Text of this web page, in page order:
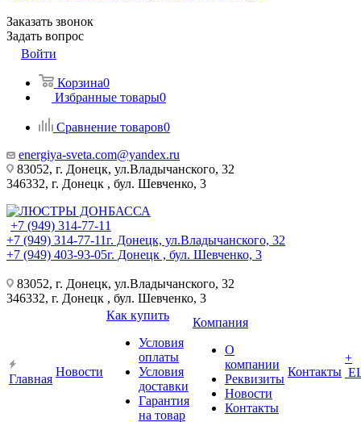
Заказать звонок
Задать вопрос
Войти
Корзина0
Избранные товары0
Сравнение товаров0
energiya-sveta.com@yandex.ru
83052, г. Донецк, ул.Владычанского, 32
346332, г. Донецк , бул. Шевченко, 3
+7 (949) 314-77-11
+7 (949) 314-77-11г. Донецк, ул.Владычанского, 32
+7 (949) 403-93-05г. Донецк , бул. Шевченко, 3
83052, г. Донецк, ул.Владычанского, 32
346332, г. Донецк , бул. Шевченко, 3
Главная
Новости
Как купить
Условия
оплаты
Условия
доставки
Гарантия
на товар
Компания
О
компании
Реквизиты
Новости
Контакты
Контакты
+